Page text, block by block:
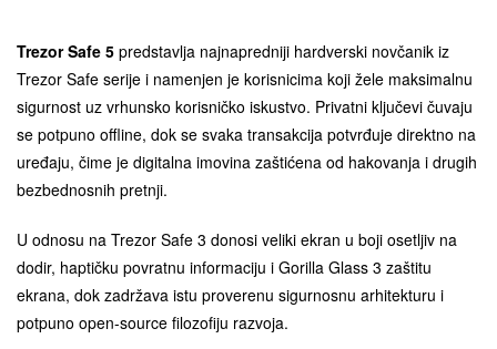
Trezor Safe 5 predstavlja najnapredniji hardverski novčanik iz
Trezor Safe serije i namenjen je korisnicima koji žele maksimalnu
sigurnost uz vrhunsko korisničko iskustvo. Privatni ključevi čuvaju
se potpuno offline, dok se svaka transakcija potvrđuje direktno na
uređaju, čime je digitalna imovina zaštićena od hakovanja i drugih
bezbednosnih pretnji.
U odnosu na Trezor Safe 3 donosi veliki ekran u boji osetljiv na
dodir, haptičku povratnu informaciju i Gorilla Glass 3 zaštitu
ekrana, dok zadržava istu proverenu sigurnosnu arhitekturu i
potpuno open-source filozofiju razvoja.